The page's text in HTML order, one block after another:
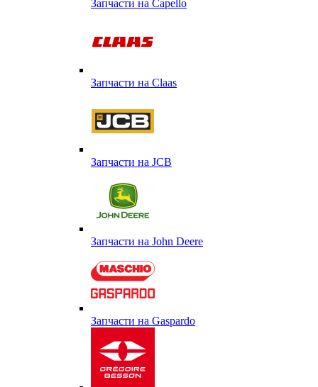
Запчасти на Capello
Запчасти на Сlaas
Запчасти на JCB
Запчасти на John Deere
Запчасти на Gaspardo